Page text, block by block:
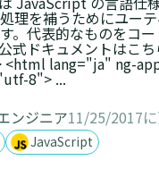
理を補うためにユー
。代表的なものをコ
式ドキュメントはこ
<html lang="ja" ng-
8"> ...
ンジニア11/25/2017
JavaScript